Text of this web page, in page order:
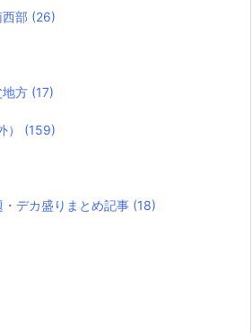
部 (26)
方 (17)
） (159)
デカ盛りまとめ記事 (18)